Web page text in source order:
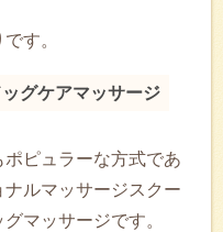
す。
グケアマッサージ
ポピュラーな方式であ
ルマッサージスクー
マッサージです。